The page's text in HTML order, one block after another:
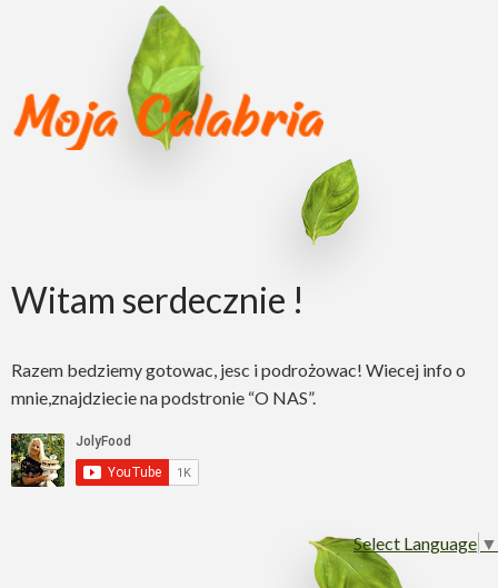
Witam serdecznie !
Razem bedziemy gotowac, jesc i podrożowac! Wiecej info o
mnie,znajdziecie na podstronie “O NAS”.
Select Language ▼